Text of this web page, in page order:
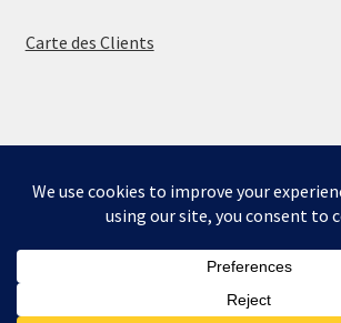
Bienvenue sur la boutique de Mumbly -
Carte des Clients
© La boutique de Mumbly 2026
Built with WooCommerce.